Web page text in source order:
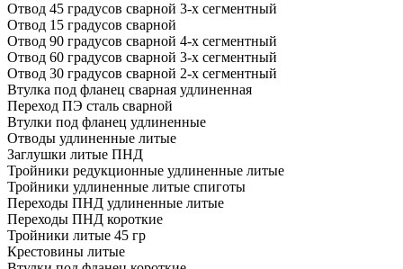
Отвод 45 градусов сварной 3-х сегментный
Отвод 15 градусов сварной
Отвод 90 градусов сварной 4-х сегментный
Отвод 60 градусов сварной 3-х сегментный
Отвод 30 градусов сварной 2-х сегментный
Втулка под фланец сварная удлиненная
Переход ПЭ сталь сварной
Втулки под фланец удлиненные
Отводы удлиненные литые
Заглушки литые ПНД
Тройники редукционные удлиненные литые
Тройники удлиненные литые спиготы
Переходы ПНД удлиненные литые
Переходы ПНД короткие
Тройники литые 45 гр
Крестовины литые